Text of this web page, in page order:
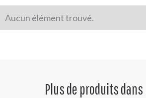
Aucun élément trouvé.
Plus de produits dans